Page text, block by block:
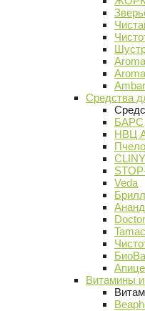
Ambar
Средства
БАРС
НВЦ
CLINY
Veda
Витамины